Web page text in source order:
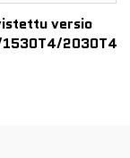
versio
2030T4